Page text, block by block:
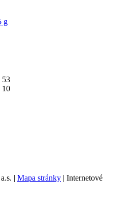
53
10
| Mapa stránky | Internetové